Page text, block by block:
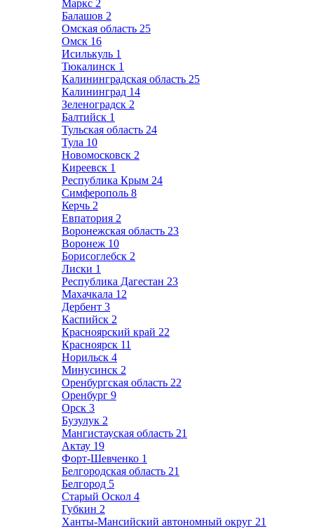
Маркс 2
Балашов 2
Омская область 25
Омск 16
Исилькуль 1
Тюкалинск 1
Калининградская область 25
Калининград 14
Зеленоградск 2
Балтийск 1
Тульская область 24
Тула 10
Новомосковск 2
Киреевск 1
Республика Крым 24
Симферополь 8
Керчь 2
Евпатория 2
Воронежская область 23
Воронеж 10
Борисоглебск 2
Лиски 1
Республика Дагестан 23
Махачкала 12
Дербент 3
Каспийск 2
Красноярский край 22
Красноярск 11
Норильск 4
Минусинск 2
Оренбургская область 22
Оренбург 9
Орск 3
Бузулук 2
Мангистауская область 21
Актау 19
Форт-Шевченко 1
Белгородская область 21
Белгород 5
Старый Оскол 4
Губкин 2
Ханты-Мансийский автономный округ 21